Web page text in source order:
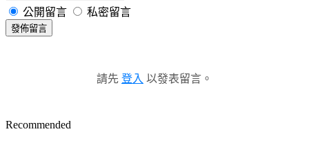
公開留言 私密留言
發佈留言
請先 登入 以發表留言。
Recommended